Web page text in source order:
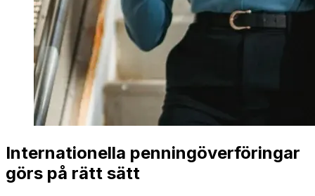
Internationella penningöverföringar
görs på rätt sätt